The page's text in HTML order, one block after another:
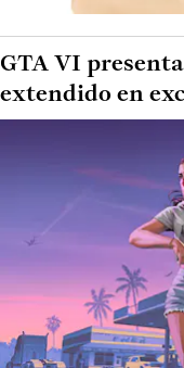
GTA VI
extendido en